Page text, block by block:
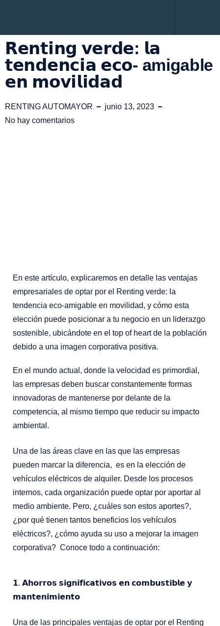
𝗥𝗲𝗻𝘁𝗶𝗻𝗴 𝘃𝗲𝗿𝗱𝗲: 𝗹𝗮
𝘁𝗲𝗻𝗱𝗲𝗻𝗰𝗶𝗮 𝗲𝗰𝗼- amigable
𝗲𝗻 𝗺𝗼𝘃𝗶𝗹𝗶𝗱𝗮𝗱 ⁣
RENTING AUTOMAYOR
junio 13, 2023
No hay comentarios
En este artículo, explicaremos en detalle las ventajas
empresariales de optar por el Renting verde: la
tendencia eco-amigable en movilidad, y cómo esta
elección puede posicionar a tu negocio en un liderazgo
sostenible, ubicándote en el top of heart de la población
debido a una imagen corporativa positiva.
En el mundo actual, donde la velocidad es primordial,
las empresas deben buscar constantemente formas
innovadoras de mantenerse por delante de la
competencia, al mismo tiempo que reducir su impacto
ambiental.
Una de las áreas clave en las que las empresas
pueden marcar la diferencia, es en la elección de
vehículos eléctricos de alquiler. Desde los procesos
internos, cada organización puede optar por aportar al
medio ambiente. Pero, ¿cuáles son estos aportes?,
¿por qué tienen tantos beneficios los vehículos
eléctricos?, ¿cómo ayuda su uso a mejorar la imagen
corporativa? Conoce todo a continuación:
𝟭. 𝗔𝗵𝗼𝗿𝗿𝗼𝘀 𝘀𝗶𝗴𝗻𝗶𝗳𝗶𝗰𝗮𝘁𝗶𝘃𝗼𝘀 𝗲𝗻 𝗰𝗼𝗺𝗯𝘂𝘀𝘁𝗶𝗯𝗹𝗲 𝘆
𝗺𝗮𝗻𝘁𝗲𝗻𝗶𝗺𝗶𝗲𝗻𝘁𝗼
Una de las principales ventajas de optar por el Renting